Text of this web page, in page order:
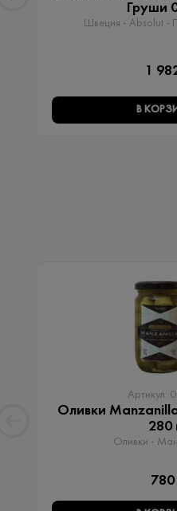
Груши
Швеция - Absolut -
1
В
Артикул:
Оливки
280
Оливки -
780